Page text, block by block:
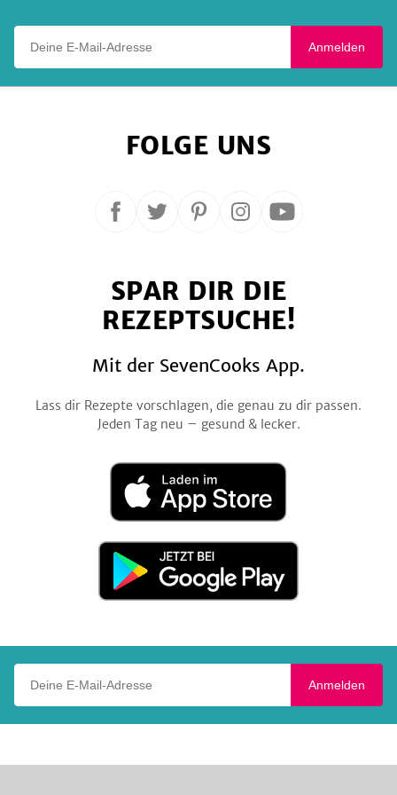
Anmelden
FOLGE UNS
Folge
Facebook
Folge
Twitter
Folge
Pinterest
Folge
Instagram
Folge
YouTube
SPAR DIR DIE
REZEPTSUCHE!
Mit der SevenCooks App.
Lass dir Rezepte vorschlagen, die genau zu dir passen.
Jeden Tag neu – gesund & lecker.
Laden
im
App
Jetzt
Google
Anmelden